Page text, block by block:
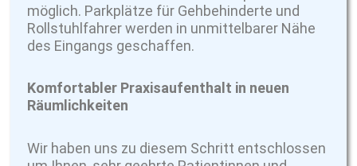
möglich. Parkplätze für Gehbehinderte und
Rollstuhlfahrer werden in unmittelbarer Nähe
des Eingangs geschaffen.
Komfortabler Praxisaufenthalt in neuen
Räumlichkeiten
Wir haben uns zu diesem Schritt entschlossen